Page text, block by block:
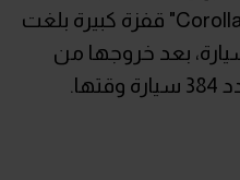
سجلت أعداد "تويوتا كورولا Corolla" قفزة كبيرة بلغت
المركز الثالث بعدد 845 سيارة، بعد خروجها من